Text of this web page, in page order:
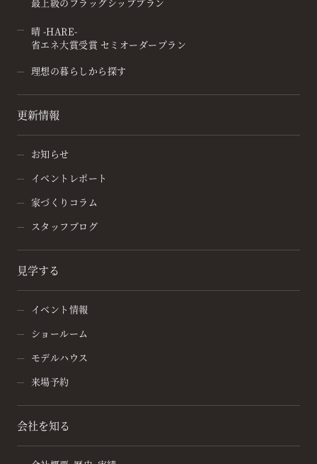
晴 -HARE-
省エネ大賞受賞 セミオーダープラン
理想の暮らしから探す
更新情報
お知らせ
イベントレポート
家づくりコラム
スタッフブログ
見学する
イベント情報
ショールーム
モデルハウス
来場予約
会社を知る